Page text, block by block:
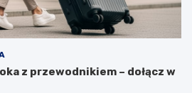
z przewodnikiem – dołącz w